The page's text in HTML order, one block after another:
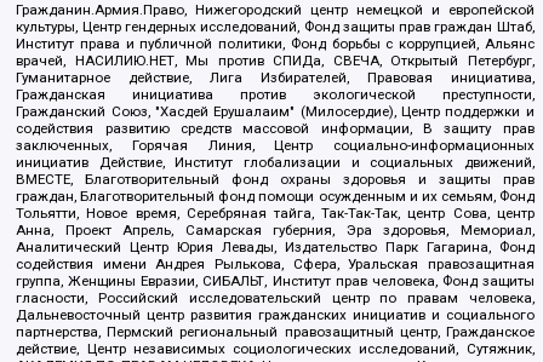
Гражданин.Армия.Право, Нижегородский центр немецкой и европейской
культуры, Центр гендерных исследований, Фонд защиты прав граждан Штаб,
Институт права и публичной политики, Фонд борьбы с коррупцией, Альянс
врачей, НАСИЛИЮ.НЕТ, Мы против СПИДа, СВЕЧА, Открытый Петербург,
Гуманитарное действие, Лига Избирателей, Правовая инициатива,
Гражданская инициатива против экологической преступности,
Гражданский Союз, "Хасдей Ерушалаим" (Милосердие), Центр поддержки и
содействия развитию средств массовой информации, В защиту прав
заключенных, Горячая Линия, Центр социально-информационных
инициатив Действие, Институт глобализации и социальных движений,
ВМЕСТЕ, Благотворительный фонд охраны здоровья и защиты прав
граждан, Благотворительный фонд помощи осужденным и их семьям, Фонд
Тольятти, Новое время, Серебряная тайга, Так-Так-Так, центр Сова, центр
Анна, Проект Апрель, Самарская губерния, Эра здоровья, Мемориал,
Аналитический Центр Юрия Левады, Издательство Парк Гагарина, Фонд
содействия имени Андрея Рылькова, Сфера, Уральская правозащитная
группа, Женщины Евразии, СИБАЛЬТ, Институт прав человека, Фонд защиты
гласности, Российский исследовательский центр по правам человека,
Дальневосточный центр развития гражданских инициатив и социального
партнерства, Пермский региональный правозащитный центр, Гражданское
действие, Центр независимых социологических исследований, Сутяжник,